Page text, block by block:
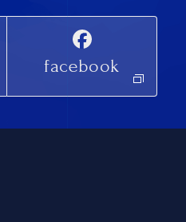
facebook